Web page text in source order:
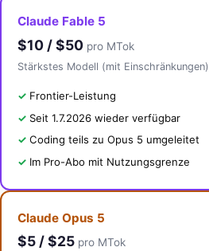
Claude Fable 5
$10 / $50 pro MTok
Stärkstes Modell (mit Einschränkungen)
Frontier-Leistung
Seit 1.7.2026 wieder verfügbar
Coding teils zu Opus 5 umgeleitet
Im Pro-Abo mit Nutzungsgrenze
Claude Opus 5
$5 / $25 pro MTok